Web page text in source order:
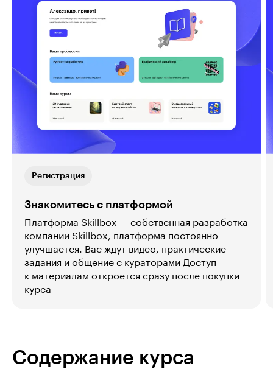
Регистрация
Знакомитесь с платформой
Платформа Skillbox — собственная разработка
компании Skillbox, платформа постоянно
улучшается. Вас ждут видео, практические
задания и общение с кураторами Доступ
к материалам откроется сразу после покупки
курса
Содержание курса